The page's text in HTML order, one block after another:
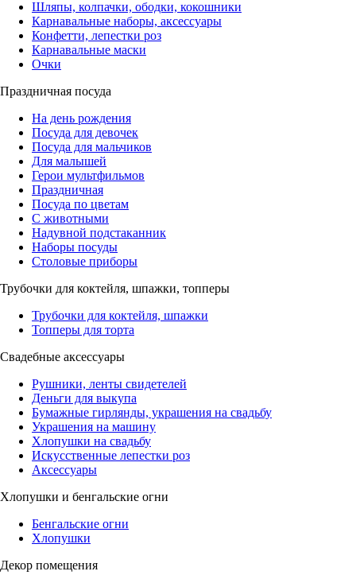
Шляпы, колпачки, ободки, кокошники
Карнавальные наборы, аксессуары
Конфетти, лепестки роз
Карнавальные маски
Очки
Праздничная посуда
На день рождения
Посуда для девочек
Посуда для мальчиков
Для малышей
Герои мультфильмов
Праздничная
Посуда по цветам
С животными
Надувной подстаканник
Наборы посуды
Столовые приборы
Трубочки для коктейля, шпажки, топперы
Трубочки для коктейля, шпажки
Топперы для торта
Свадебные аксессуары
Рушники, ленты свидетелей
Деньги для выкупа
Бумажные гирлянды, украшения на свадьбу
Украшения на машину
Хлопушки на свадьбу
Искусственные лепестки роз
Аксессуары
Хлопушки и бенгальские огни
Бенгальские огни
Хлопушки
Декор помещения